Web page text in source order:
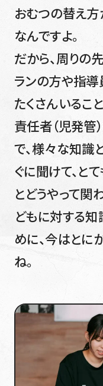
おむつの替え方
なんですよ。
だから、周りの
ランの方や指導
たくさんいるこ
責任者（児発管
で、様々な知識
ぐに聞けて、と
とどうやって関
どもに対する
めに、今はとに
ね。